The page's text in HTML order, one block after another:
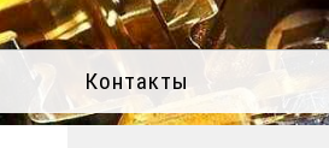
Контакты